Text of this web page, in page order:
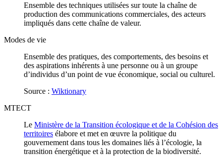
Ensemble des techniques utilisées sur toute la chaîne de
production des communications commerciales, des acteurs
impliqués dans cette chaîne de valeur.
Modes de vie
Ensemble des pratiques, des comportements, des besoins et
des aspirations inhérents à une personne ou à un groupe
d’individus d’un point de vue économique, social ou culturel.
Source : Wiktionary
MTECT
Le Ministère de la Transition écologique et de la Cohésion des
territoires élabore et met en œuvre la politique du
gouvernement dans tous les domaines liés à l’écologie, la
transition énergétique et à la protection de la biodiversité.